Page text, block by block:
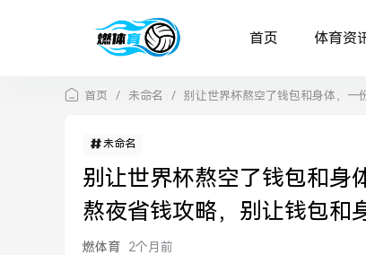
首页 体育资
首页 / 未命名 / 别让世界杯熬空了钱包和身体，一
未命名
别让世界杯熬空了钱包和身
熬夜省钱攻略，别让钱包和
燃体育 2个月前